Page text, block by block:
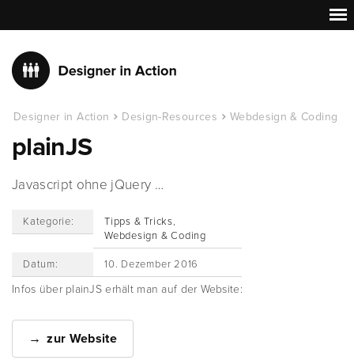
Designer in Action Design-Resources Webdesign & Coding
plainJS
Javascript ohne jQuery …
Kategorie: Tipps & Tricks,
Webdesign & Coding
Datum: 10. Dezember 2016
Infos über plainJS erhält man auf der Website:
zur Website